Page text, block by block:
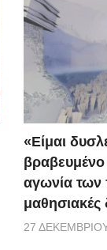
«Είμαι
βραβευμένο
αγωνία των
μαθησιακές
27